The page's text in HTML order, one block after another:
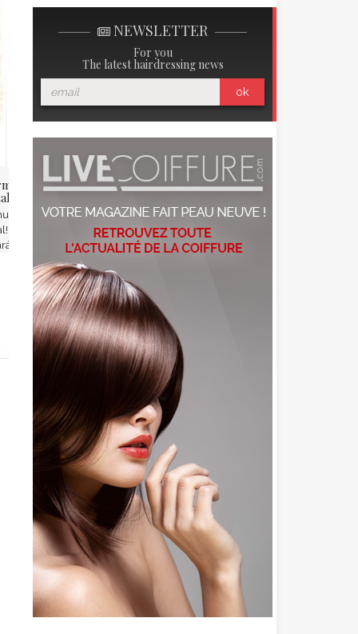
tu estilo con el Hair
tendencia es el Hair
Si optas para este estilo, no
inadvertido y ¡tendrás que
Todas conectadas gracias al
Una innovación mundial
recompensada durante el
Consumer Electronics Show(CES)
NEWSLETTER
For you
The latest hairdressing news
ok